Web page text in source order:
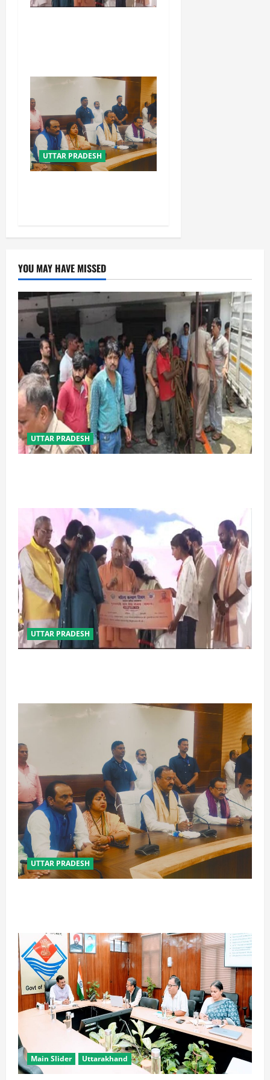
UTTAR PRADESH
YOU MAY HAVE MISSED
UTTAR PRADESH
UTTAR PRADESH
UTTAR PRADESH
Main Slider Uttarakhand